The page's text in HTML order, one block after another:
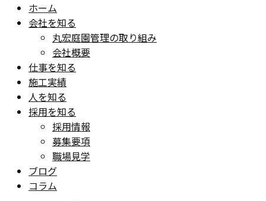
ホーム
会社を知る
丸宏庭園管理の取り組み
会社概要
仕事を知る
施工実績
人を知る
採用を知る
採用情報
募集要項
職場見学
ブログ
コラム